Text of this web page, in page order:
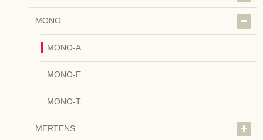
MONO
MONO-A
MONO-E
MONO-T
MERTENS